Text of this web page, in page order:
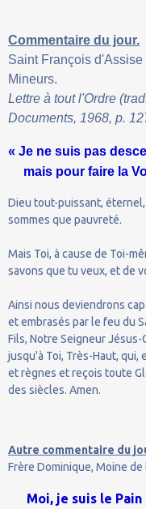
Commentaire du jour.
Saint François
Mineurs.
Lettre à tout l'Ordre
Documents, 1968, p.
« Je ne suis pas
mais pour faire la
Dieu tout-puissant,
sommes que pauvreté.
Mais Toi, à cause de Toi-
savons que tu veux, et de
Ainsi nous deviendrons
et embrasés par le feu du
Fils, Notre Seigneur
jusqu'à Toi, Très-Haut, qui,
et règnes et reçois toute
des siècles. Amen.
Autre commentaire du
Frère Dominique, Moine de
Moi, je suis le